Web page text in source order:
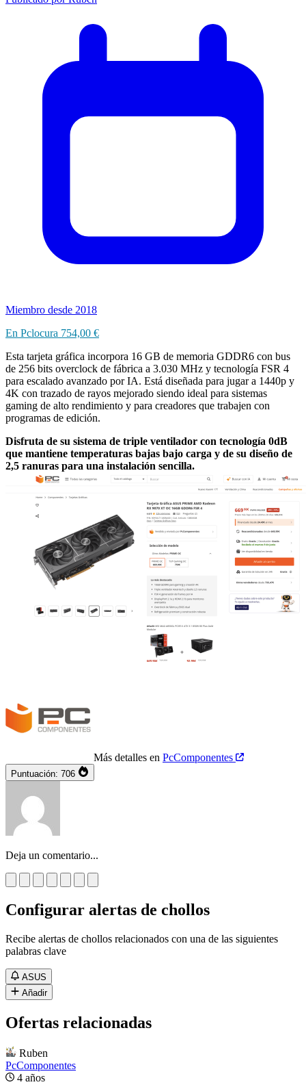
Miembro desde 2018
En Pclocura 754,00 €
Esta tarjeta gráfica incorpora 16 GB de memoria GDDR6 con bus
de 256 bits overclock de fábrica a 3.030 MHz y tecnología FSR 4
para escalado avanzado por IA. Está diseñada para jugar a 1440p y
4K con trazado de rayos mejorado siendo ideal para sistemas
gaming de alto rendimiento y para creadores que trabajen con
programas de edición.
Disfruta de su sistema de triple ventilador con tecnología 0dB
que mantiene temperaturas bajas bajo carga y de su diseño de
2,5 ranuras para una instalación sencilla.
Más detalles en PcComponentes
Puntuación: 706
Deja un comentario...
Configurar alertas de chollos
Recibe alertas de chollos relacionados con una de las siguientes
palabras clave
ASUS
Añadir
Ofertas relacionadas
Ruben
PcComponentes
4 años